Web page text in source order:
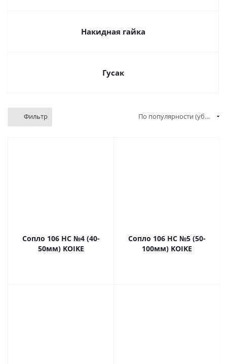
Накидная гайка
Гусак
Фильтр По популярности (убывание)
Сопло 106 HC №4 (40-
50мм) KOIKE
Сопло 106 HC №5 (50-
100мм) KOIKE